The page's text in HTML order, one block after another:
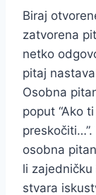
Biraj
zatvorena
netko
pitaj
Osobna
poput “Ako
osobna
li
stvara